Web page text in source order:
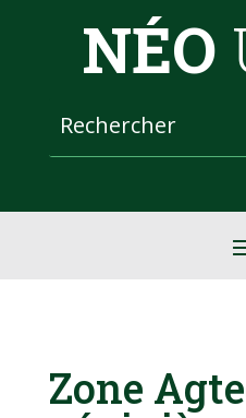
NÉO
Zone